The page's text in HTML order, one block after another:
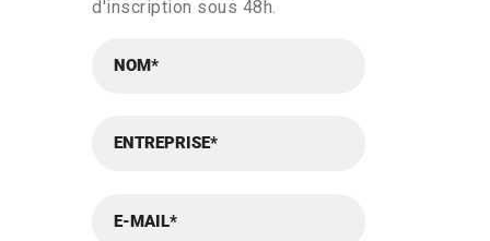
d'inscription sous 48h.